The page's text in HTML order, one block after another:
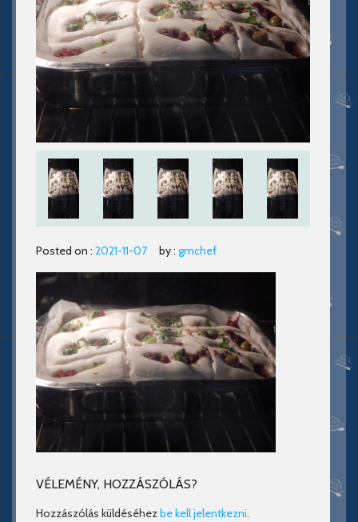
Posted on : 2021-11-07 by : gmchef
VÉLEMÉNY, HOZZÁSZÓLÁS?
Hozzászólás küldéséhezbe kell jelentkezni.